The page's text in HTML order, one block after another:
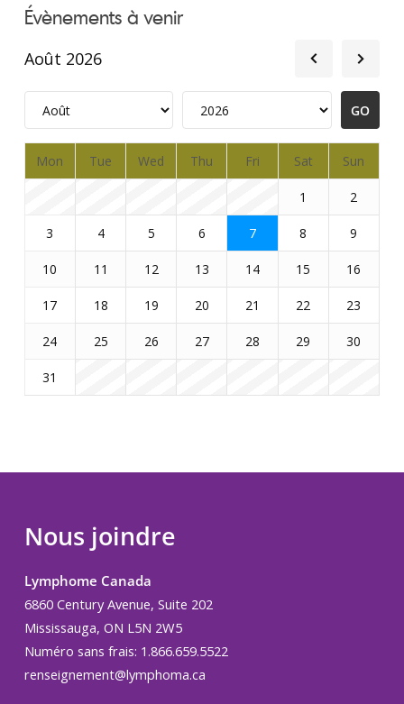
Évènements à venir
Août 2026
Mon Tue Wed Thu Fri Sat Sun
1 2
3 4 5 6 7 8 9
10 11 12 13 14 15 16
17 18 19 20 21 22 23
24 25 26 27 28 29 30
31
Nous joindre
Lymphome Canada
6860 Century Avenue, Suite 202
Mississauga, ON L5N 2W5
Numéro sans frais: 1.866.659.5522
renseignement@lymphoma.ca